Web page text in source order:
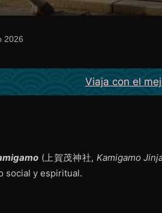
2026
Viaja con el
(上賀茂神社, Kamigamo
social y espiritual.